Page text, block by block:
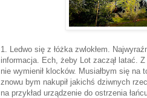
1. Ledwo się z łóżka zwlokłem.
informacja. Ech, żeby Lot zaczął latać.
nie wymienił klocków. Musiałbym się na
znowu bym nakupił jakichś dziwnych
na przykład urządzenie do ostrzenia